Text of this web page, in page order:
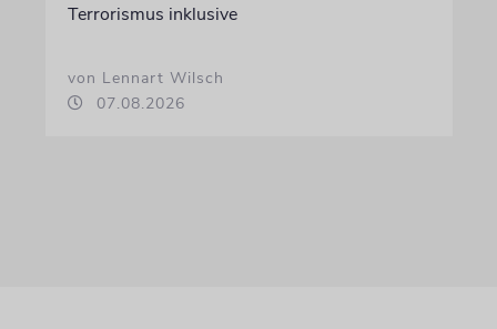
Terrorismus inklusive
von Lennart Wilsch
07.08.2026